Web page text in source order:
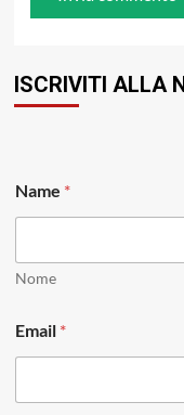
ISCRIVITI ALLA
Name *
Nome
m
a
l
Email *